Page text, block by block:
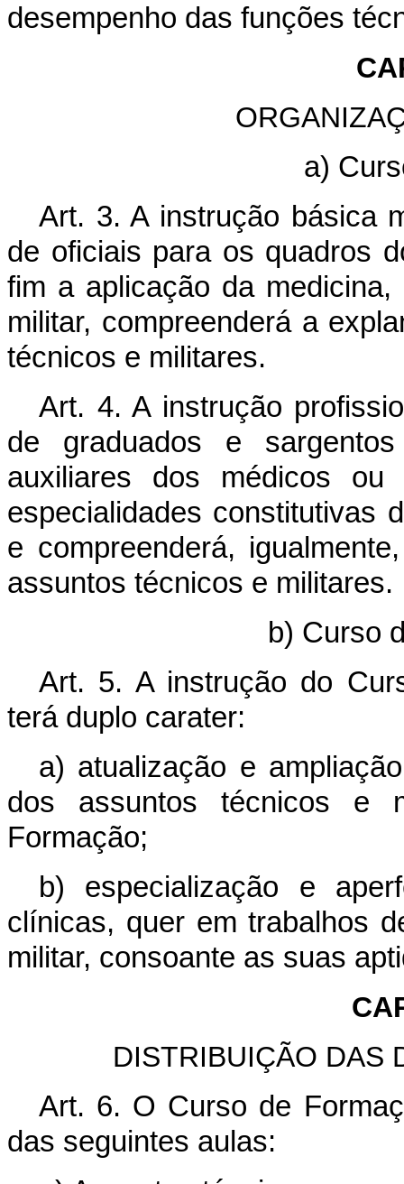
desempenho das funções
a)
Art. 3. A instrução básica
de oficiais para os quadros
fim a aplicação da
militar, compreenderá a
técnicos e militares.
Art. 4. A instrução
de graduados e
auxiliares dos médicos ou
especialidades constitutivas
e compreenderá,
assuntos técnicos e militares.
b) Curso
Art. 5. A instrução do
terá duplo carater:
a) atualização e
dos assuntos técnicos e
Formação;
b) especialização e
clínicas, quer em trabalhos
militar, consoante as suas
DISTRIBUIÇÃO DAS
Art. 6. O Curso de
das seguintes aulas: